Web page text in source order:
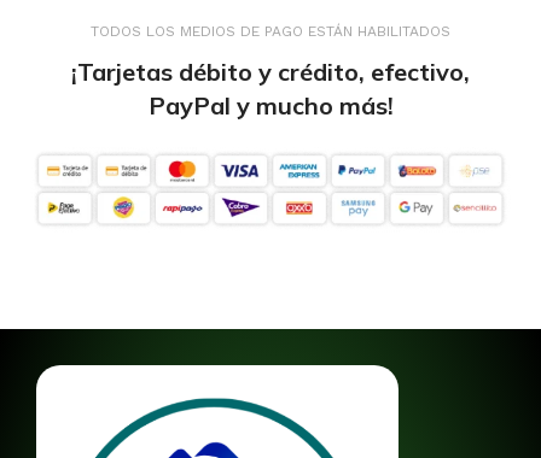
TODOS LOS MEDIOS DE PAGO ESTÁN HABILITADOS
¡Tarjetas débito y crédito, efectivo,
PayPal y mucho más!